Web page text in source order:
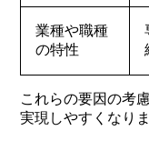
業種や職種
の特性
これらの要因の考
実現しやすくなりま